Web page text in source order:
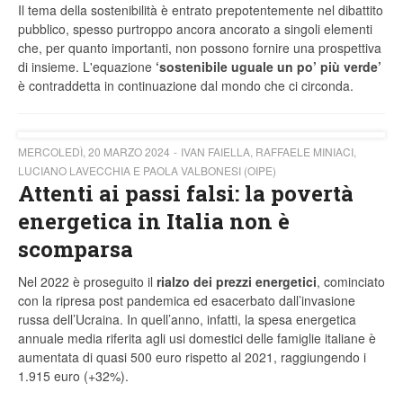
Il tema della sostenibilità è entrato prepotentemente nel dibattito
pubblico, spesso purtroppo ancora ancorato a singoli elementi
che, per quanto importanti, non possono fornire una prospettiva
di insieme. L'equazione ‘sostenibile uguale un po’ più verde’
è contraddetta in continuazione dal mondo che ci circonda.
MERCOLEDÌ, 20 MARZO 2024
IVAN FAIELLA, RAFFAELE MINIACI,
LUCIANO LAVECCHIA E PAOLA VALBONESI (OIPE)
Attenti ai passi falsi: la povertà
energetica in Italia non è
scomparsa
Nel 2022 è proseguito il rialzo dei prezzi energetici, cominciato
con la ripresa post pandemica ed esacerbato dall’invasione
russa dell’Ucraina. In quell’anno, infatti, la spesa energetica
annuale media riferita agli usi domestici delle famiglie italiane è
aumentata di quasi 500 euro rispetto al 2021, raggiungendo i
1.915 euro (+32%).